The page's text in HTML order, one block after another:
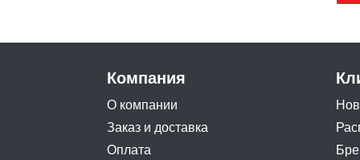
Компания
О компании
Заказ и доставка
Оплата